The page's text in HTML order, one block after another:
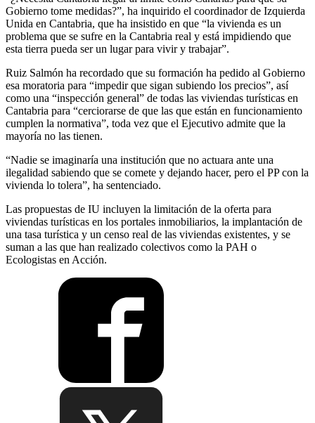
Gobierno tome medidas?”, ha inquirido el coordinador de Izquierda
Unida en Cantabria, que ha insistido en que “la vivienda es un
problema que se sufre en la Cantabria real y está impidiendo que
esta tierra pueda ser un lugar para vivir y trabajar”.
Ruiz Salmón ha recordado que su formación ha pedido al Gobierno
esa moratoria para “impedir que sigan subiendo los precios”, así
como una “inspección general” de todas las viviendas turísticas en
Cantabria para “cerciorarse de que las que están en funcionamiento
cumplen la normativa”, toda vez que el Ejecutivo admite que la
mayoría no las tienen.
“Nadie se imaginaría una institución que no actuara ante una
ilegalidad sabiendo que se comete y dejando hacer, pero el PP con la
vivienda lo tolera”, ha sentenciado.
Las propuestas de IU incluyen la limitación de la oferta para
viviendas turísticas en los portales inmobiliarios, la implantación de
una tasa turística y un censo real de las viviendas existentes, y se
suman a las que han realizado colectivos como la PAH o
Ecologistas en Acción.